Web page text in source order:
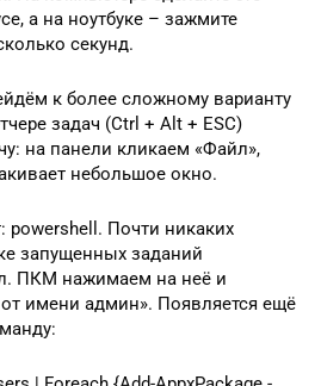
а на ноутбуке – зажмите
секунд.
к более сложному варианту
задач (Ctrl + Alt + ESC)
на панели кликаем «Файл»,
небольшое окно.
powershell. Почти никаких
запущенных заданий
ПКМ нажимаем на неё и
имени админ». Появляется ещё